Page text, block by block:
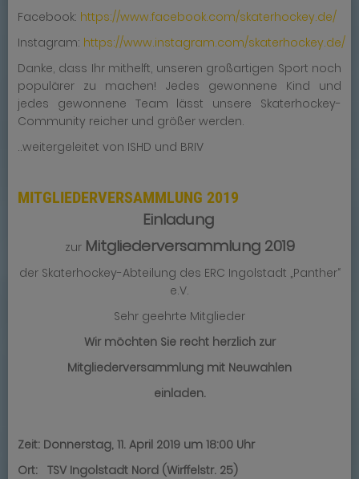
Facebook: https://www.facebook.com/skaterhockey.de/
Instagram: https://www.instagram.com/skaterhockey.de/
Danke, dass Ihr mithelft, unseren großartigen Sport noch
populärer zu machen! Jedes gewonnene Kind und
jedes gewonnene Team lässt unsere Skaterhockey-
Community reicher und größer werden.
..weitergeleitet von ISHD und BRIV
MITGLIEDERVERSAMMLUNG 2019
Einladung
zur Mitgliederversammlung 2019
der Skaterhockey-Abteilung des ERC Ingolstadt „Panther“
e.V.
Sehr geehrte Mitglieder
Wir möchten Sie recht herzlich zur
Mitgliederversammlung mit Neuwahlen
einladen.
Zeit: Donnerstag, 11. April 2019 um 18:00 Uhr
Ort: TSV Ingolstadt Nord (Wirffelstr. 25)